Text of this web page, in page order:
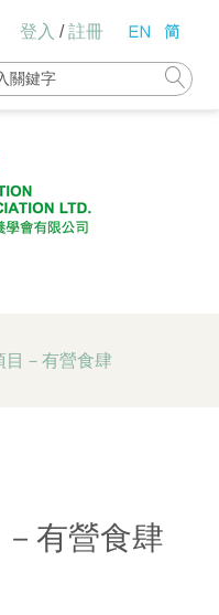
登入 /註冊
目－有營食肆
有營食肆